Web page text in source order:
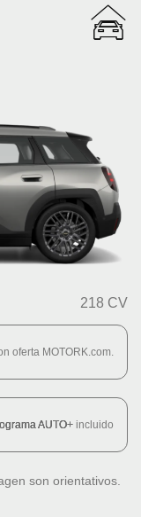
218 CV
oferta MOTORK.com.
AUTO+ incluido
son orientativos.